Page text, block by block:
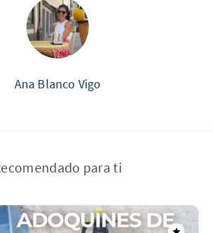
Ana Blanco Vigo
para ti